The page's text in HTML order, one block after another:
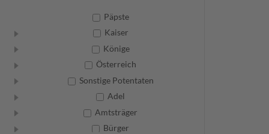
Päpste
Kaiser
Könige
Österreich
Sonstige Potentaten
Adel
Amtsträger
Bürger